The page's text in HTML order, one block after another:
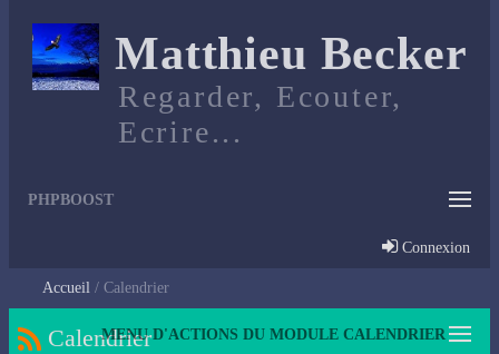
Matthieu Becker
Regarder, Ecouter,
Ecrire...
PHPBOOST
Connexion
Accueil Calendrier
MENU D'ACTIONS DU MODULE CALENDRIER
Calendrier